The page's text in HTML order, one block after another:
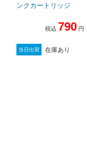
ンクカートリッジ
税込 790 円
当日出荷 在庫あり